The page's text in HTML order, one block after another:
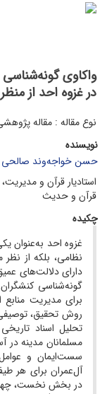
واکاوی
در غزوه احد از
نوع مقاله : مقاله
نویسنده
حسن خواجه‌وند صالحی
استادیار قرآن و
قرآن و حدیث
چکیده
غزوه احد به‌عنوان
نظامی، بلکه از
دارای دلالت‌های
گونه‌شناسی
برای مدیریت
روش تحقیق،
تحلیل اسناد
مسلمانان مدینه در
سست‌ایمان و
آل‌عمران برای هر
در بخش نخست،